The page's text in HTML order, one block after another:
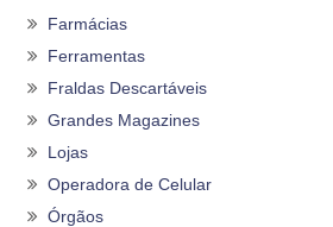
Farmácias
Ferramentas
Fraldas Descartáveis
Grandes Magazines
Lojas
Operadora de Celular
Órgãos